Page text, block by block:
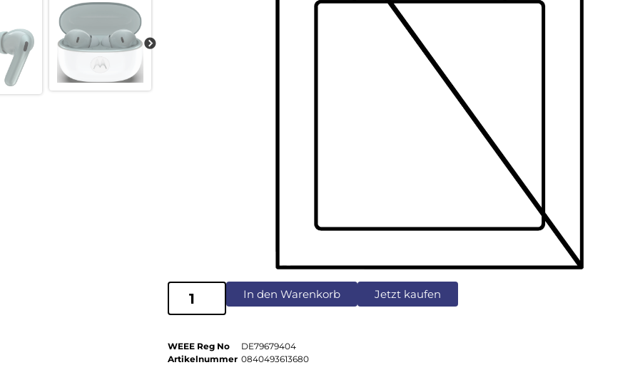
In den Warenkorb Jetzt kaufen
WEEE Reg No
DE79679404
Artikelnummer 0840493613680